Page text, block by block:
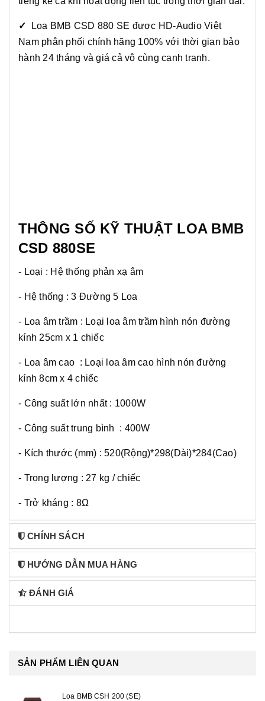
✓
Loa BMB CSD 880 SE được HD-Audio Việt
Nam phân phối chính hãng 100% với thời gian bảo
hành 24 tháng và giá cả vô cùng cạnh tranh.
THÔNG SỐ KỸ THUẬT LOA BMB
CSD 880SE
- Loại : Hệ thống phản xạ âm
- Hệ thống : 3 Đường 5 Loa
- Loa âm trầm : Loại loa âm trầm hình nón đường
kính 25cm x 1 chiếc
- Loa âm cao : Loại loa âm cao hình nón đường
kính 8cm x 4 chiếc
- Công suất lớn nhất : 1000W
- Công suất trung bình : 400W
- Kích thước (mm) : 520(Rộng)*298(Dài)*284(Cao)
- Trọng lượng : 27 kg / chiếc
- Trở kháng : 8Ω
CHÍNH SÁCH
HƯỚNG DẪN MUA HÀNG
ĐÁNH GIÁ
SẢN PHẨM LIÊN QUAN
Loa BMB CSH 200 (SE)